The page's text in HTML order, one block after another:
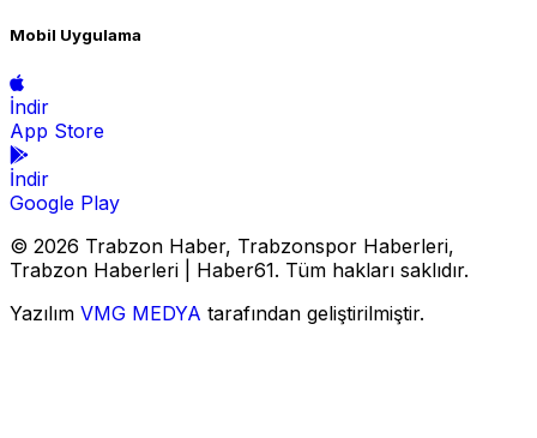
Mobil Uygulama
İndir
App Store
İndir
Google Play
© 2026 Trabzon Haber, Trabzonspor Haberleri,
Trabzon Haberleri | Haber61. Tüm hakları saklıdır.
Yazılım VMG MEDYA tarafından geliştirilmiştir.